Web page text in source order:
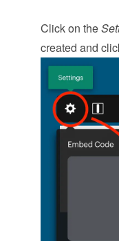
Click on the
created and